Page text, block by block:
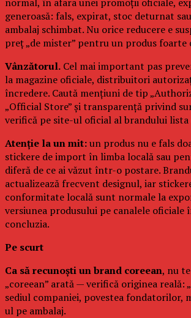
generoasă: fals, expirat, stoc deturnat
ambalaj schimbat. Nu orice reducere e
preț „de mister” pentru un produs foarte
Vânzătorul. Cel mai important pas
la magazine oficiale, distribuitori
încredere. Caută mențiuni de tip
„Official Store” și transparență privind
verifică pe site-ul oficial al brandului
Atenție la un mit:un produs nu e fals
stickere de import în limba locală sau
diferă de ce ai văzut într-o postare.
actualizează frecvent designul, iar
conformitate locală sunt normale la
versiunea produsului pe canalele oficiale
concluzia.
Pe scurt
Ca să recunoști un brand coreean, nu
„coreean” arată — verifică originea reală:
sediul companiei, povestea fondatorilor,
ul pe ambalaj.